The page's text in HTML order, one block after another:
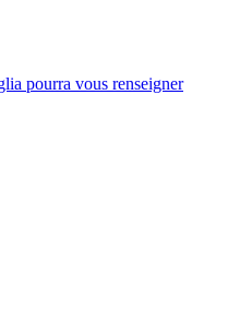
pourra vous renseigner